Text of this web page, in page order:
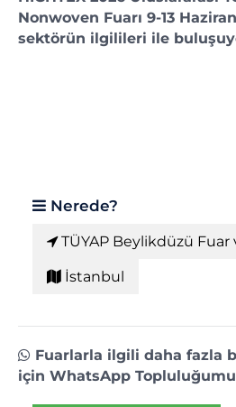
Nonwoven Fuarı 9-13
sektörün ilgilileri ile
Nerede?
TÜYAP Beylikdüzü Fuar
İstanbul
Fuarlarla ilgili daha fazla
için WhatsApp